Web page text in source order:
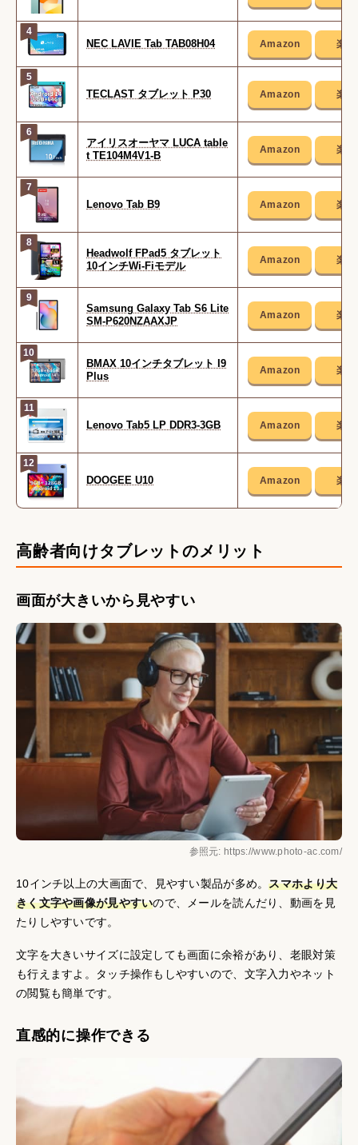
4
NEC LAVIE Tab TAB08H04
5
TECLAST タブレット P30
6
アイリスオーヤマ LUCA table
t TE104M4V1-B
7
Lenovo Tab B9
8
Headwolf FPad5 タブレット
10インチWi-Fiモデル
9
Samsung Galaxy Tab S6 Lite
SM-P620NZAAXJP
10
BMAX 10インチタブレット I9
Plus
11
Lenovo Tab5 LP DDR3-3GB
12
DOOGEE U10
高齢者向けタブレットのメリット
画面が大きいから見やすい
参照元: https://www.photo-ac.com/
10インチ以上の大画面で、見やすい製品が多め。スマホより大
きく文字や画像が見やすいので、メールを読んだり、動画を見
たりしやすいです。
文字を大きいサイズに設定しても画面に余裕があり、老眼対策
も行えますよ。タッチ操作もしやすいので、文字入力やネット
の閲覧も簡単です。
直感的に操作できる